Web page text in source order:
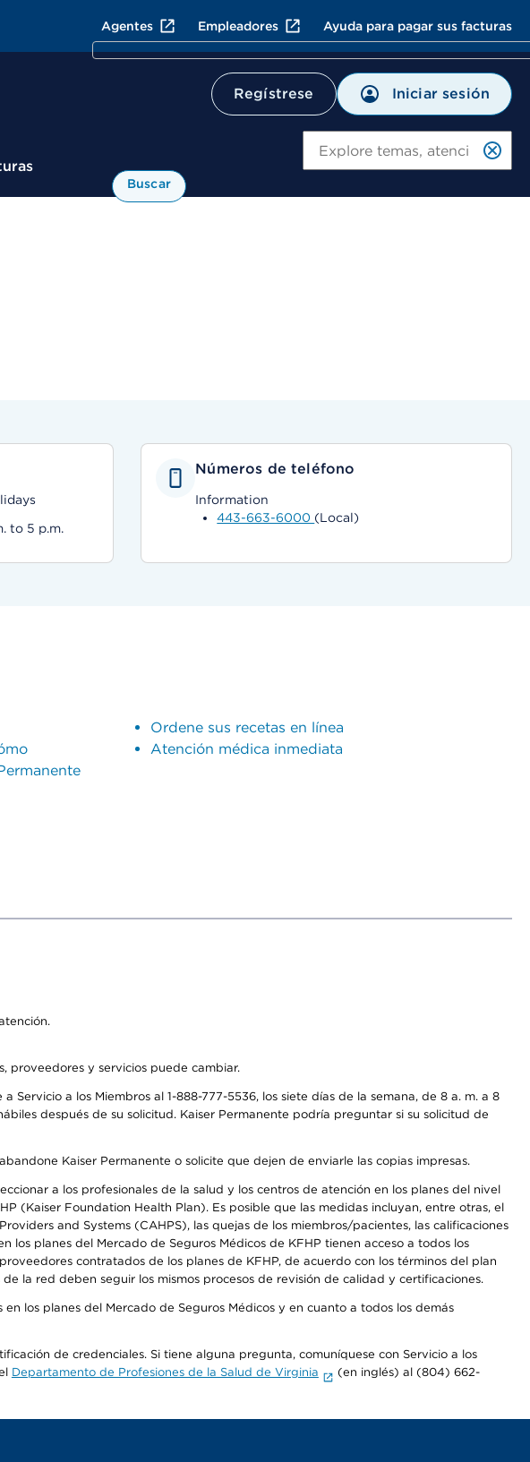
Agentes Empleadores Ayuda para pagar sus facturas
Regístrese Iniciar sesión
Buscar
to 5 p.m.
Números de teléfono
Information
443-663-6000 (Local)
Ordene sus recetas en línea
Atención médica inmediata
proveedores y servicios puede cambiar.
a los Miembros al 1-888-777-5536, los siete días de la semana, de 8 a. m. a 8
después de su solicitud. Kaiser Permanente podría preguntar si su solicitud de
Kaiser Permanente o solicite que dejen de enviarle las copias impresas.
a los profesionales de la salud y los centros de atención en los planes del nivel
(Kaiser Foundation Health Plan). Es posible que las medidas incluyan, entre otras, el
and Systems (CAHPS), las quejas de los miembros/pacientes, las calificaciones
planes del Mercado de Seguros Médicos de KFHP tienen acceso a todos los
contratados de los planes de KFHP, de acuerdo con los términos del plan
la red deben seguir los mismos procesos de revisión de calidad y certificaciones.
los planes del Mercado de Seguros Médicos y en cuanto a todos los demás
de credenciales. Si tiene alguna pregunta, comuníquese con Servicio a los
Departamento de Profesiones de la Salud de Virginia
(en inglés) al (804) 662-